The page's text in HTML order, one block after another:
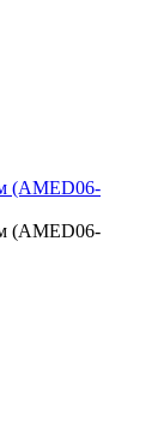
(AMED06-
(AMED06-